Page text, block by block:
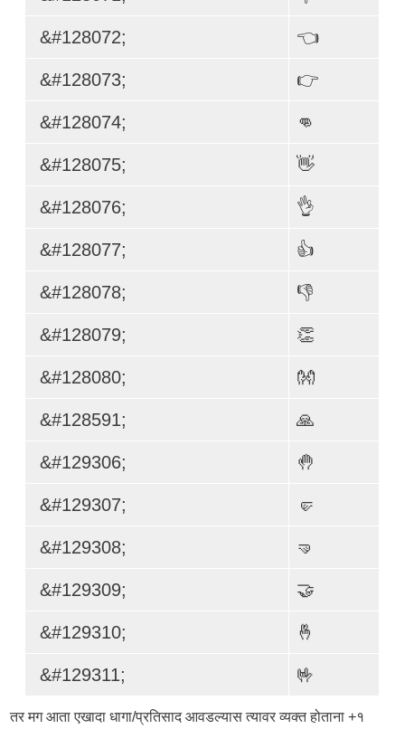
&#128072; 👈
&#128073; 👉
&#128074; 👊
&#128075; 👋
&#128076; 👌
&#128077; 👍
&#128078; 👎
&#128079; 👏
&#128080; 👐
&#128591; 🙏
&#129306; 🤚
&#129307; 🤛
&#129308; 🤜
&#129309; 🤝
&#129310; 🤞
&#129311; 🤟
तर मग आता एखादा धागा/प्रतिसाद आवडल्यास त्यावर व्यक्त होताना +१